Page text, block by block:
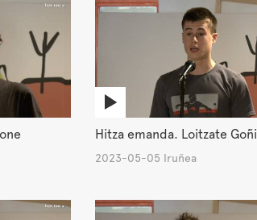
Hitza emanda. Loitzate Goñi
2023-05-05 Iruñea